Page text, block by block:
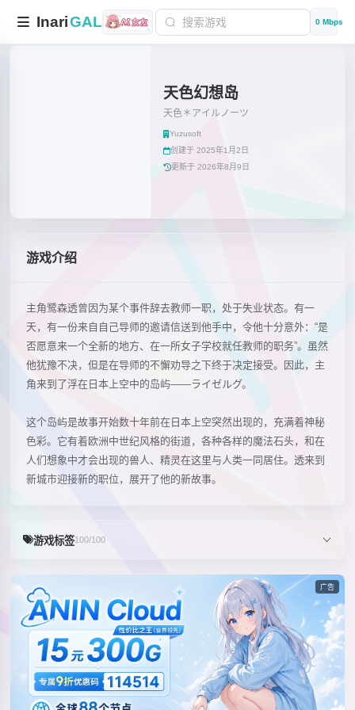
InariGAL 0 Mbps
天色幻想岛
天色＊アイルノーツ
Yuzusoft
创建于 2025年1月2日
更新于 2026年8月9日
游戏介绍
主角鹭森透曾因为某个事件辞去教师一职，处于失业状态。有一
天，有一份来自自己导师的邀请信送到他手中，令他十分意外：“是
否愿意来一个全新的地方、在一所女子学校就任教师的职务”。虽然
他犹豫不决，但是在导师的不懈劝导之下终于决定接受。因此，主
角来到了浮在日本上空中的岛屿——ライゼルグ。
这个岛屿是故事开始数十年前在日本上空突然出现的，充满着神秘
色彩。它有着欧洲中世纪风格的街道，各种各样的魔法石头，和在
人们想象中才会出现的兽人、精灵在这里与人类一同居住。透来到
新城市迎接新的职位，展开了他的新故事。
游戏标签100/100
广告